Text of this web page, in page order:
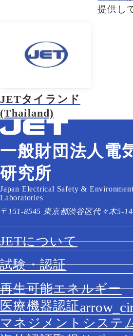
提供し
JETタイランド
(Thailand)
一般財団法人電
研究所
Japan Electrical Safety &
Laboratories
〒151-8545 東京都渋谷区代々木5-
JETについて
試験・認証
再生可能エネルギー
医療機器認証
マネジメントシステ